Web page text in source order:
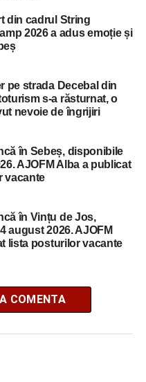
din cadrul String
2026 a adus emoție și
pe strada Decebal din
s-a răsturnat, o
nevoie de îngrijiri
în Sebeș, disponibile
AJOFM Alba a publicat
vacante
în Vințu de Jos,
august 2026. AJOFM
lista posturilor vacante
COMENTA